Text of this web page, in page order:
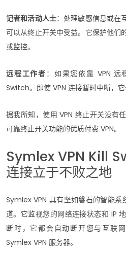
记者和活动人士：处理敏感信息或在
可以从终止开关中受益。它保护他们
或监控。
远程工作者 ：如果您依靠 VPN 远
Switch。即使 VPN 连接暂时中断，它
据我所知，使用 VPN 终止开关没有
可靠终止开关功能的优质付费 VPN。
Symlex VPN Kill
连接立于不败之地
Symlex VPN 具有坚如磐石的智能系
道。它监视您的网络连接状态和 IP
断时，它都会自动断开您与互联
Symlex VPN 服务器。